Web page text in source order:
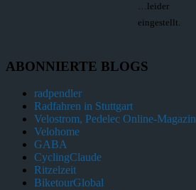
…leider
eingestellt.
ABONNIERTE BLOGS
radpendler
Radfahren in Stuttgart
Velostrom, Pedelec Online-Magazin
Velohome
GABA
CyclingClaude
Ritzelzeit
BiketourGlobal